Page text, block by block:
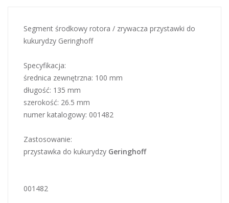
Segment środkowy rotora / zrywacza przystawki do
kukurydzy Geringhoff
Specyfikacja:
średnica zewnętrzna: 100 mm
długość: 135 mm
szerokość: 26.5 mm
numer katalogowy: 001482
Zastosowanie:
przystawka do kukurydzy Geringhoff
001482